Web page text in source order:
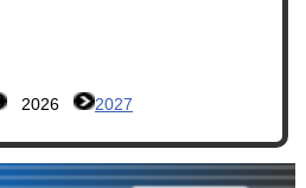
2026 2027